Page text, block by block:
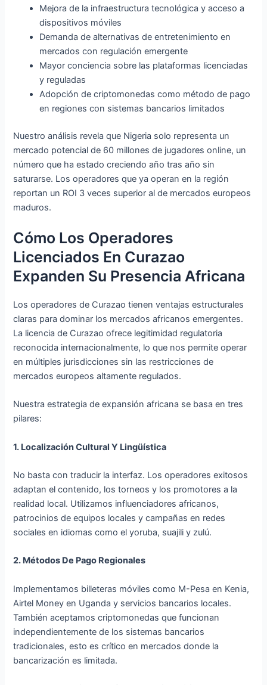
Mejora de la infraestructura tecnológica y acceso a
dispositivos móviles
Demanda de alternativas de entretenimiento en
mercados con regulación emergente
Mayor conciencia sobre las plataformas licenciadas
y reguladas
Adopción de criptomonedas como método de pago
en regiones con sistemas bancarios limitados
Nuestro análisis revela que Nigeria solo representa un
mercado potencial de 60 millones de jugadores online, un
número que ha estado creciendo año tras año sin
saturarse. Los operadores que ya operan en la región
reportan un ROI 3 veces superior al de mercados europeos
maduros.
Cómo Los Operadores
Licenciados En Curazao
Expanden Su Presencia Africana
Los operadores de Curazao tienen ventajas estructurales
claras para dominar los mercados africanos emergentes.
La licencia de Curazao ofrece legitimidad regulatoria
reconocida internacionalmente, lo que nos permite operar
en múltiples jurisdicciones sin las restricciones de
mercados europeos altamente regulados.
Nuestra estrategia de expansión africana se basa en tres
pilares:
1. Localización Cultural Y Lingüística
No basta con traducir la interfaz. Los operadores exitosos
adaptan el contenido, los torneos y los promotores a la
realidad local. Utilizamos influenciadores africanos,
patrocinios de equipos locales y campañas en redes
sociales en idiomas como el yoruba, suajili y zulú.
2. Métodos De Pago Regionales
Implementamos billeteras móviles como M-Pesa en Kenia,
Airtel Money en Uganda y servicios bancarios locales.
También aceptamos criptomonedas que funcionan
independientemente de los sistemas bancarios
tradicionales, esto es crítico en mercados donde la
bancarización es limitada.